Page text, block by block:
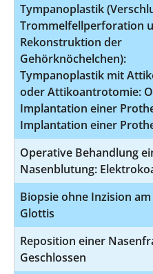
Tympanoplastik
Trommelfellperforation
Rekonstruktion der
Gehörknöchelchen):
Tympanoplastik mit
oder Attikoantrotomie:
Implantation einer
Implantation einer
Operative Behandlung
Nasenblutung:
Biopsie ohne Inzision
Glottis
Reposition einer
Geschlossen